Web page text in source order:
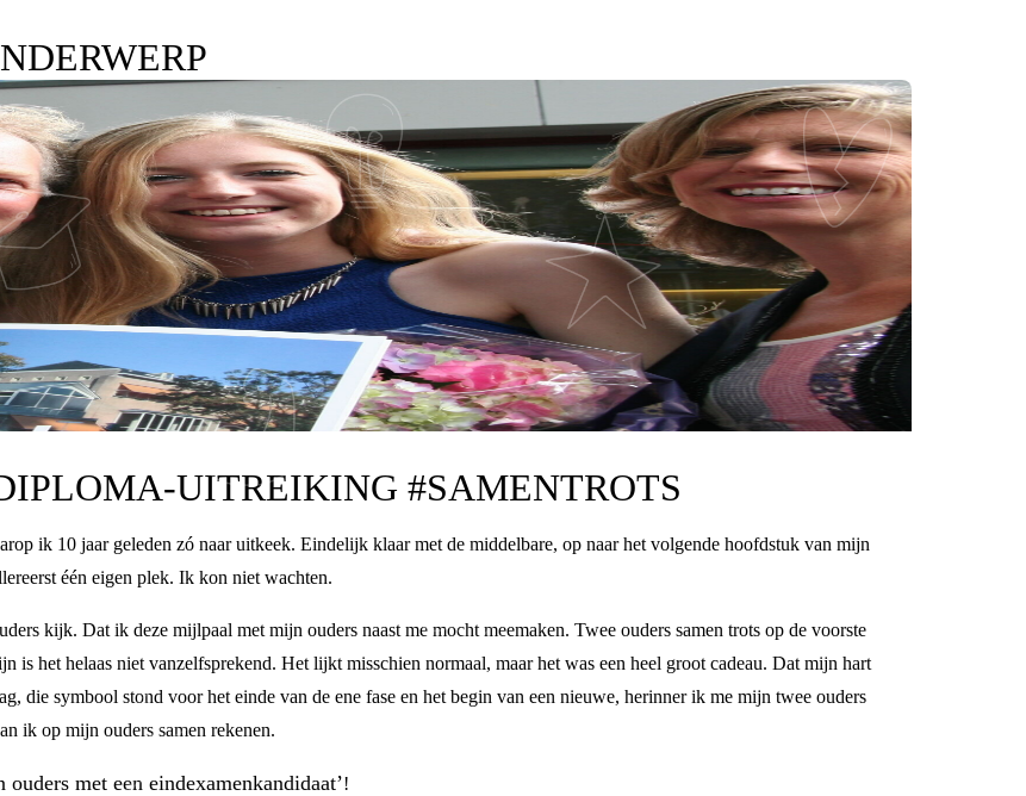
UITREIKING #SAMENTROTS
ik 10 jaar geleden zó naar uitkeek. Eindelijk klaar met de middelbare, op naar het volgende hoofdstuk van mijn
één eigen plek. Ik kon niet wachten.
kijk. Dat ik deze mijlpaal met mijn ouders naast me mocht meemaken. Twee ouders samen trots op de voorste
is het helaas niet vanzelfsprekend. Het lijkt misschien normaal, maar het was een heel groot cadeau. Dat mijn hart
die symbool stond voor het einde van de ene fase en het begin van een nieuwe, herinner ik me mijn twee ouders
ik op mijn ouders samen rekenen.
ouders met een eindexamenkandidaat’!